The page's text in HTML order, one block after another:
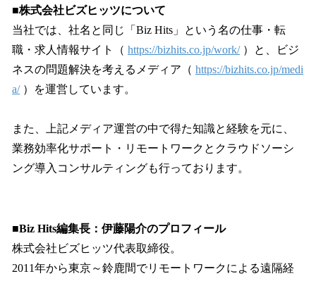
■株式会社ビズヒッツについて
当社では、社名と同じ「Biz Hits」という名の仕事・転
職・求人情報サイト（ https://bizhits.co.jp/work/）と、ビジ
ネスの問題解決を考えるメディア（ https://bizhits.co.jp/medi
a/）を運営しています。
また、上記メディア運営の中で得た知識と経験を元に、
業務効率化サポート・リモートワークとクラウドソーシ
ング導入コンサルティングも行っております。
■Biz Hits編集長：伊藤陽介のプロフィール
株式会社ビズヒッツ代表取締役。
2011年から東京～鈴鹿間でリモートワークによる遠隔経